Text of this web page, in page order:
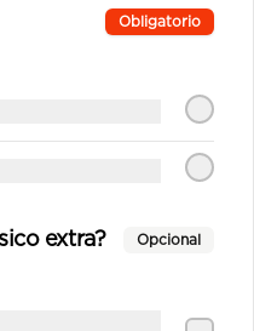
Furai
Obligatorio
extra? Opcional